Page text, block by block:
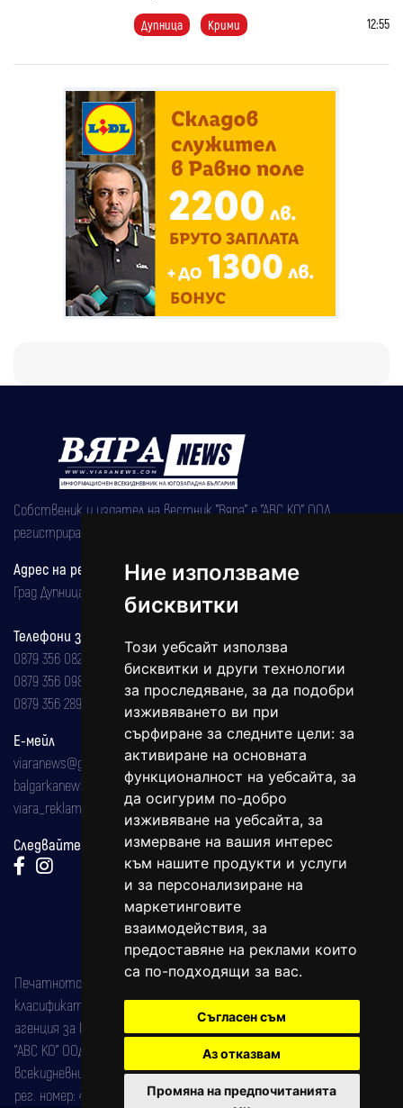
Ние използваме
бисквитки
Този уебсайт използва
бисквитки и други технологии
за проследяване, за да подобри
изживяването ви при
сърфиране за следните цели: за
активиране на основната
функционалност на уебсайта, за
да осигурим по-добро
изживяване на уебсайта, за
измерване на вашия интерес
към нашите продукти и услуги
и за персонализиране на
маркетинговите
взаимодействия, за
предоставяне на реклами които
са по-подходящи за вас.
Съгласен съм
Аз отказвам
Промяна на предпочитанията
Дупница Крими 12:55
Собственик и издател на вестник "Вяра" е "АВС КО" ООД,
регистрирана на 08.05.2002 година.
Адрес на редакцията
Град Дупница, ул.''Христо Ботев" 43
Телефони за реклама и абонаменти
0879 356 082
0879 356 098
0879 356 289
Е-мейл
viaranews@gmail.com
balgarkanews@gmail.com
viara_reklama@mail.bg
Следвайте ни:
Печатното издание на вестника е регистрирано в националния
класификатор на печатните издания (Българска национална
агенция за ISSN) под номер: ISSN 1312-4722.
"АВС КО" ООД е притежател на марката: Вяра информационен
всекидневник на югозападна България, със свидетелство за марка
рег. номер: 47857/11.05.2004 година.